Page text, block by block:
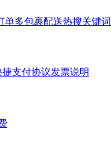
单多包裹配送热搜关键词
捷支付协议发票说明